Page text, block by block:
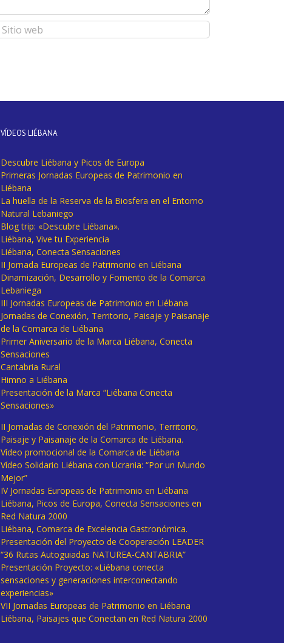
VÍDEOS LIÉBANA
Descubre Liébana y Picos de Europa
Primeras Jornadas Europeas de Patrimonio en
Liébana
La huella de la Reserva de la Biosfera en el Entorno
Natural Lebaniego
Blog trip: «Descubre Liébana».
Liébana, Vive tu Experiencia
Liébana, Conecta Sensaciones
II Jornada Europeas de Patrimonio en Liébana
Dinamización, Desarrollo y Fomento de la Comarca
Lebaniega
III Jornadas Europeas de Patrimonio en Liébana
Jornadas de Conexión, Territorio, Paisaje y Paisanaje
de la Comarca de Liébana
Primer Aniversario de la Marca Liébana, Conecta
Sensaciones
Cantabria Rural
Himno a Liébana
Presentación de la Marca “Liébana Conecta
Sensaciones»
II Jornadas de Conexión del Patrimonio, Territorio,
Paisaje y Paisanaje de la Comarca de Liébana.
Vídeo promocional de la Comarca de Liébana
Vídeo Solidario Liébana con Ucrania: “Por un Mundo
Mejor”
IV Jornadas Europeas de Patrimonio en Liébana
Liébana, Picos de Europa, Conecta Sensaciones en
Red Natura 2000
Liébana, Comarca de Excelencia Gastronómica.
Presentación del Proyecto de Cooperación LEADER
“36 Rutas Autoguiadas NATUREA-CANTABRIA”
Presentación Proyecto: «Liébana conecta
sensaciones y generaciones interconectando
experiencias»
VII Jornadas Europeas de Patrimonio en Liébana
Liébana, Paisajes que Conectan en Red Natura 2000